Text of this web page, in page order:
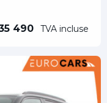
490 TVA incluse